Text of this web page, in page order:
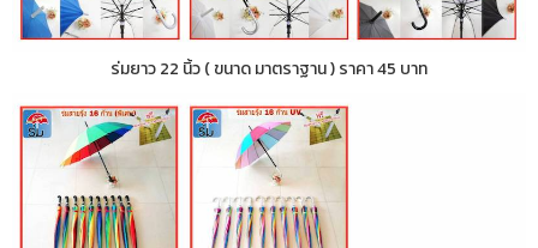
ร่มยาว 22 นิ้ว ( ขนาด มาตราฐาน ) ราคา 45 บาท